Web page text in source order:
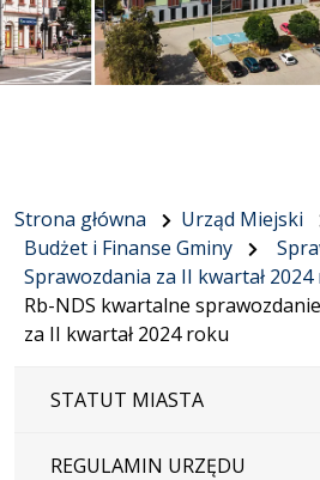
Strona główna
Urząd Miejski
Budżet i Finanse Gminy
Sprawozdania za II kwartał
Rb-NDS kwartalne
za II kwartał 2024 roku
STATUT MIASTA
REGULAMIN URZĘDU